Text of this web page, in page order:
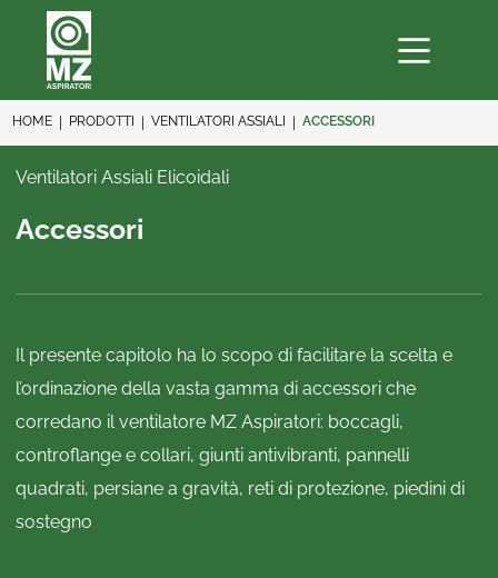
HOME PRODOTTI VENTILATORI ASSIALI ACCESSORI
Ventilatori Assiali Elicoidali
Accessori
Il presente capitolo ha lo scopo di facilitare la scelta e
l’ordinazione della vasta gamma di accessori che
corredano il ventilatore MZ Aspiratori: boccagli,
controflange e collari, giunti antivibranti, pannelli
quadrati, persiane a gravità, reti di protezione, piedini di
sostegno